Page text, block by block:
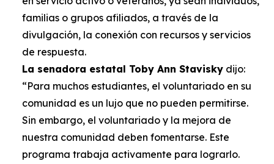
familias o grupos afiliados, a través de la
divulgación, la conexión con recursos y servicios
de respuesta.
La senadora estatal Toby Ann Stavisky dijo:
“Para muchos estudiantes, el voluntariado en su
comunidad es un lujo que no pueden permitirse.
Sin embargo, el voluntariado y la mejora de
nuestra comunidad deben fomentarse. Este
programa trabaja activamente para lograrlo.